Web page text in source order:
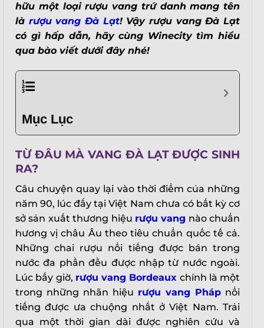
hữu một loại rượu vang trứ danh mang tên
là rượu vang Đà Lạt! Vậy rượu vang Đà Lạt
có gì hấp dẫn, hãy cùng Winecity tìm hiểu
qua bào viết dưới đây nhé!
Mục Lục
TỪ ĐÂU MÀ VANG ĐÀ LẠT ĐƯỢC SINH
RA?
Câu chuyện quay lại vào thời điểm của những
năm 90, lúc đấy tại Việt Nam chưa có bất kỳ cơ
sở sản xuất thương hiệu rượu vang nào chuẩn
hương vị châu Âu theo tiêu chuẩn quốc tế cả.
Những chai rượu nổi tiếng được bán trong
nước đa phần đều được nhập từ nước ngoài.
Lúc bấy giờ, rượu vang Bordeaux chính là một
trong những nhãn hiệu rượu vang Pháp nổi
tiếng được ưa chuộng nhất ở Việt Nam. Trải
qua một thời gian dài được nghiên cứu và